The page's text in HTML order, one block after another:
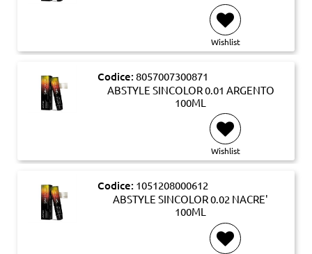
Wishlist
Codice: 8057007300871
ABSTYLE SINCOLOR 0.01 ARGENTO
100ML
Wishlist
Codice: 1051208000612
ABSTYLE SINCOLOR 0.02 NACRE'
100ML